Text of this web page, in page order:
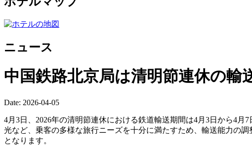
ニュース
中国鉄路北京局は清明節連休の輸
Date: 2026-04-05
4月3日、2026年の清明節連休における鉄道輸送期間は4月3日から4
光など、乗客の多様な旅行ニーズを十分に満たすため、輸送能力の
となります。